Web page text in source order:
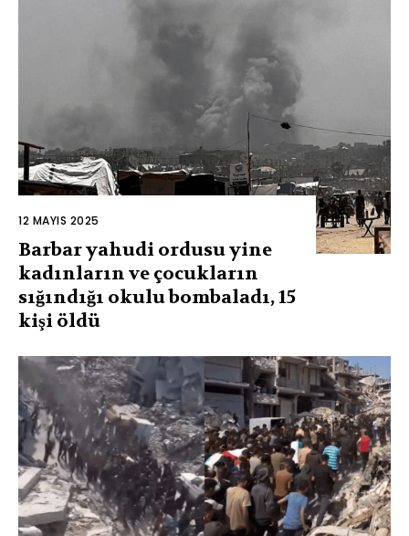
12 MAYIS 2025
Barbar yahudi ordusu yine
kadınların ve çocukların
sığındığı okulu bombaladı, 15
kişi öldü